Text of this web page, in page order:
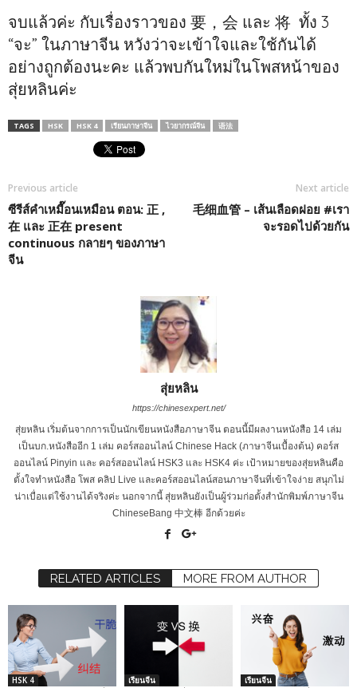
จบแล้วค่ะ กับเรื่องราวของ 要，会 และ 将 ทั้ง 3
“จะ” ในภาษาจีน หวังว่าจะเข้าใจและใช้กันได้
อย่างถูกต้องนะคะ แล้วพบกันใหม่ในโพสหน้าของ
สุ่ยหลินค่ะ
TAGS HSK HSK 4 เรียนภาษาจีน ไวยากรณ์จีน 语法
Previous article
ซีรีส์คำเหมื๊อนเหมือน ตอน: 正 ,
在 และ 正在 present
continuous กลายๆ ของภาษา
จีน
Next article
毛细血管 – เส้นเลือดฝอย #เรา
จะรอดไปด้วยกัน
สุ่ยหลิน
https://chinesexpert.net/
สุ่ยหลิน เริ่มต้นจากการเป็นนักเขียนหนังสือภาษาจีน ตอนนี้มีผลงานหนังสือ 14 เล่ม
เป็นบก.หนังสืออีก 1 เล่ม คอร์สออนไลน์ Chinese Hack (ภาษาจีนเบื้องต้น) คอร์ส
ออนไลน์ Pinyin และ คอร์สออนไลน์ HSK3 และ HSK4 ค่ะ เป้าหมายของสุ่ยหลินคือ
ตั้งใจทำหนังสือ โพส คลิป Live และคอร์สออนไลน์สอนภาษาจีนที่เข้าใจง่าย สนุกไม่
น่าเบื่อแต่ใช้งานได้จริงค่ะ นอกจากนี้ สุ่ยหลินยังเป็นผู้ร่วมก่อตั้งสำนักพิมพ์ภาษาจีน
ChineseBang 中文棒 อีกด้วยค่ะ
RELATED ARTICLES MORE FROM AUTHOR
HSK 4 เรียนจีน เรียนจีน